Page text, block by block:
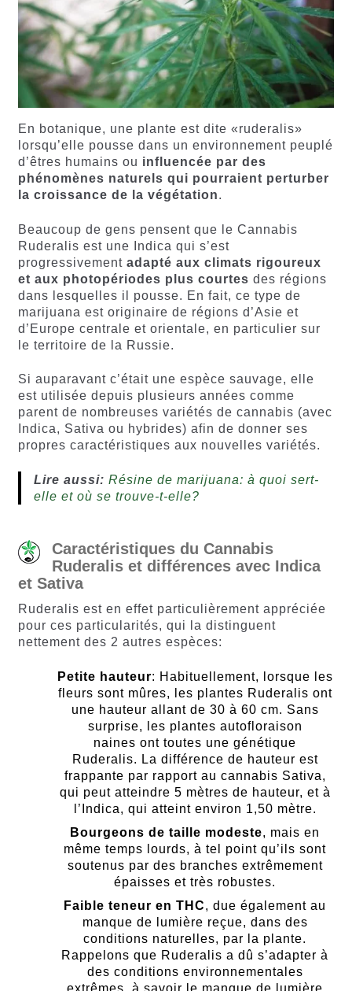
En botanique, une plante est dite «ruderalis»
lorsqu’elle pousse dans un environnement peuplé
d’êtres humains ou influencée par des
phénomènes naturels qui pourraient perturber
la croissance de la végétation.
Beaucoup de gens pensent que le Cannabis
Ruderalis est une Indica qui s’est
progressivement adapté aux climats rigoureux
et aux photopériodes plus courtes des régions
dans lesquelles il pousse. En fait, ce type de
marijuana est originaire de régions d’Asie et
d’Europe centrale et orientale, en particulier sur
le territoire de la Russie.
Si auparavant c’était une espèce sauvage, elle
est utilisée depuis plusieurs années comme
parent de nombreuses variétés de cannabis (avec
Indica, Sativa ou hybrides) afin de donner ses
propres caractéristiques aux nouvelles variétés.
Lire aussi: Résine de marijuana: à quoi sert-
elle et où se trouve-t-elle?
Caractéristiques du Cannabis
Ruderalis et différences avec Indica
et Sativa
Ruderalis est en effet particulièrement appréciée
pour ces particularités, qui la distinguent
nettement des 2 autres espèces:
Petite hauteur: Habituellement, lorsque les
fleurs sont mûres, les plantes Ruderalis ont
une hauteur allant de 30 à 60 cm. Sans
surprise, les plantes autofloraison
naines ont toutes une génétique
Ruderalis. La différence de hauteur est
frappante par rapport au cannabis Sativa,
qui peut atteindre 5 mètres de hauteur, et à
l’Indica, qui atteint environ 1,50 mètre.
Bourgeons de taille modeste, mais en
même temps lourds, à tel point qu’ils sont
soutenus par des branches extrêmement
épaisses et très robustes.
Faible teneur en THC, due également au
manque de lumière reçue, dans des
conditions naturelles, par la plante.
Rappelons que Ruderalis a dû s’adapter à
des conditions environnementales
extrêmes, à savoir le manque de lumière